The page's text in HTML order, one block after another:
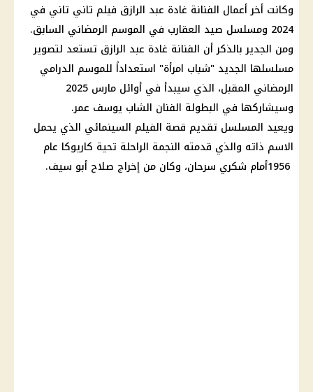
وكانت أخر أعمال الفنانة غادة عبد الرازق فيلم تاني تاني في
2024 ومسلسل صيد العقارب في الموسم الرمضاني السابق.
‬مسلسلها‭ ‬الجديد "‬
شباب
‬الرمضاني‭ ‬المقبل،‭ ‬الذي‭ ‬سيبدأ‭ ‬في‭ ‬أوائل‭ ‬مارس 2025
وسيشاركها في البطولة الفنان الشاب يوسف عمر.
‬1956‭ ‬أمام ‬شكري‭ ‬سرحان،‭ ‬وكان من ‬إخراج‭ ‬صلاح‭ ‬أبو‭ ‬سيف‭.